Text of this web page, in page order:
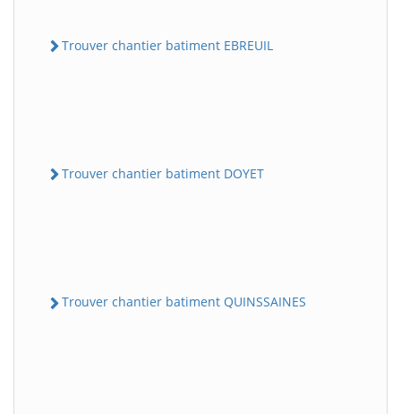
Trouver chantier batiment EBREUIL
Trouver chantier batiment DOYET
Trouver chantier batiment QUINSSAINES